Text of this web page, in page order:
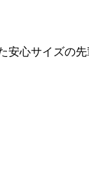
心サイズの